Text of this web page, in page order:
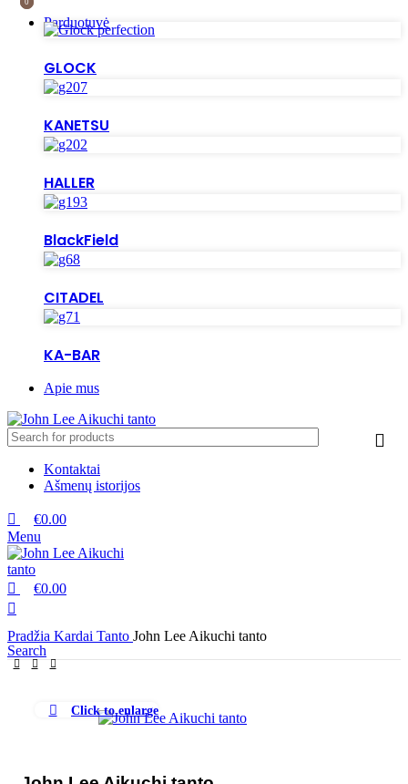
Parduotuvė
GLOCK
KANETSU
HALLER
BlackField
CITADEL
KA-BAR
Apie mus
Kontaktai
Ašmenų istorijos
0
€0.00
Menu
0
€0.00
Search
Pradžia Kardai Tanto John Lee Aikuchi tanto
Click to enlarge